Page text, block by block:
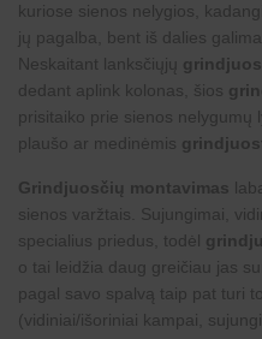
kuriose sienos nelygios,
jų pagalba, bent iš dalies
Neskaitant lanksčiųjų
dedant aplink kolonas, šios
prisitaiko prie sienos nelygumų
plaušo ar medinėmis
Grindjuosčių montavimas
sienos varžtais. Sujungimai,
specialius priedus, todėl
o tai leidžia daug greičiau jas
pagal savo spalvą taip pat turi
(vidiniai/išoriniai kampai,